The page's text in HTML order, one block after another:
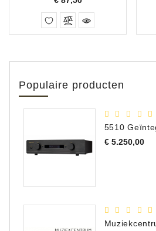
Populaire producten
5510
€ 5.250,00